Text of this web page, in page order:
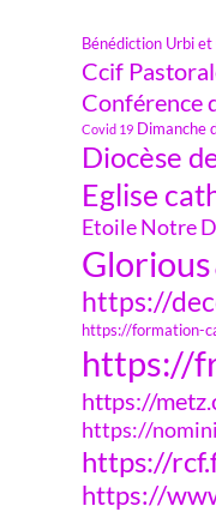
Bénédiction Urbi
Ccif
Conférence
Covid 19 Dimanche
Diocèse
Eglise
Etoile Notre
Glorious
https://
https://formation-
https://
https://
https://
https://
https://